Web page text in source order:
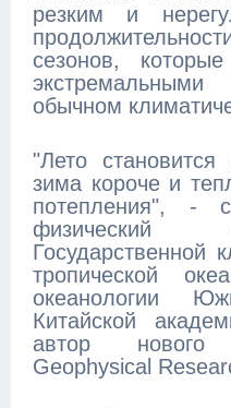
резким и
сезонов,
обычном
"Лето
зима короче и
потепления", -
физический
Государственной
тропической
океанологии
Китайской
автор
Geophysical